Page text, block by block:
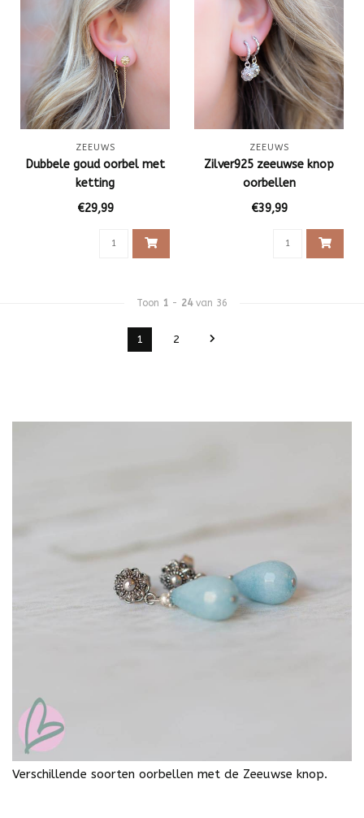
ZEEUWS
Dubbele goud oorbel met
ketting
€29,99
ZEEUWS
Zilver925 zeeuwse knop
oorbellen
€39,99
Toon 1 - 24van 36
1 2
Verschillende soorten oorbellen met de Zeeuwse knop.